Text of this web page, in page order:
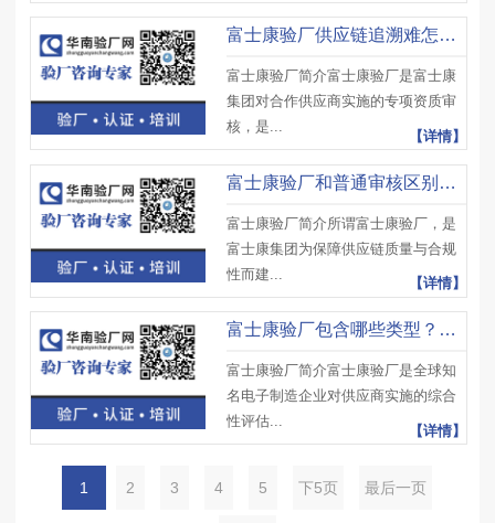
富士康验厂供应链追溯难怎么办？有哪些破解技巧？如何落地？
富士康验厂简介富士康验厂是富士康
集团对合作供应商实施的专项资质审
核，是...
【详情】
富士康验厂和普通审核区别在哪？覆盖哪些领域？意义是什么？
富士康验厂简介所谓富士康验厂，是
富士康集团为保障供应链质量与合规
性而建...
【详情】
富士康验厂包含哪些类型？审核核心是什么？有何底层逻辑？
富士康验厂简介富士康验厂是全球知
名电子制造企业对供应商实施的综合
性评估...
【详情】
1 2 3 4 5 下5页 最后一页